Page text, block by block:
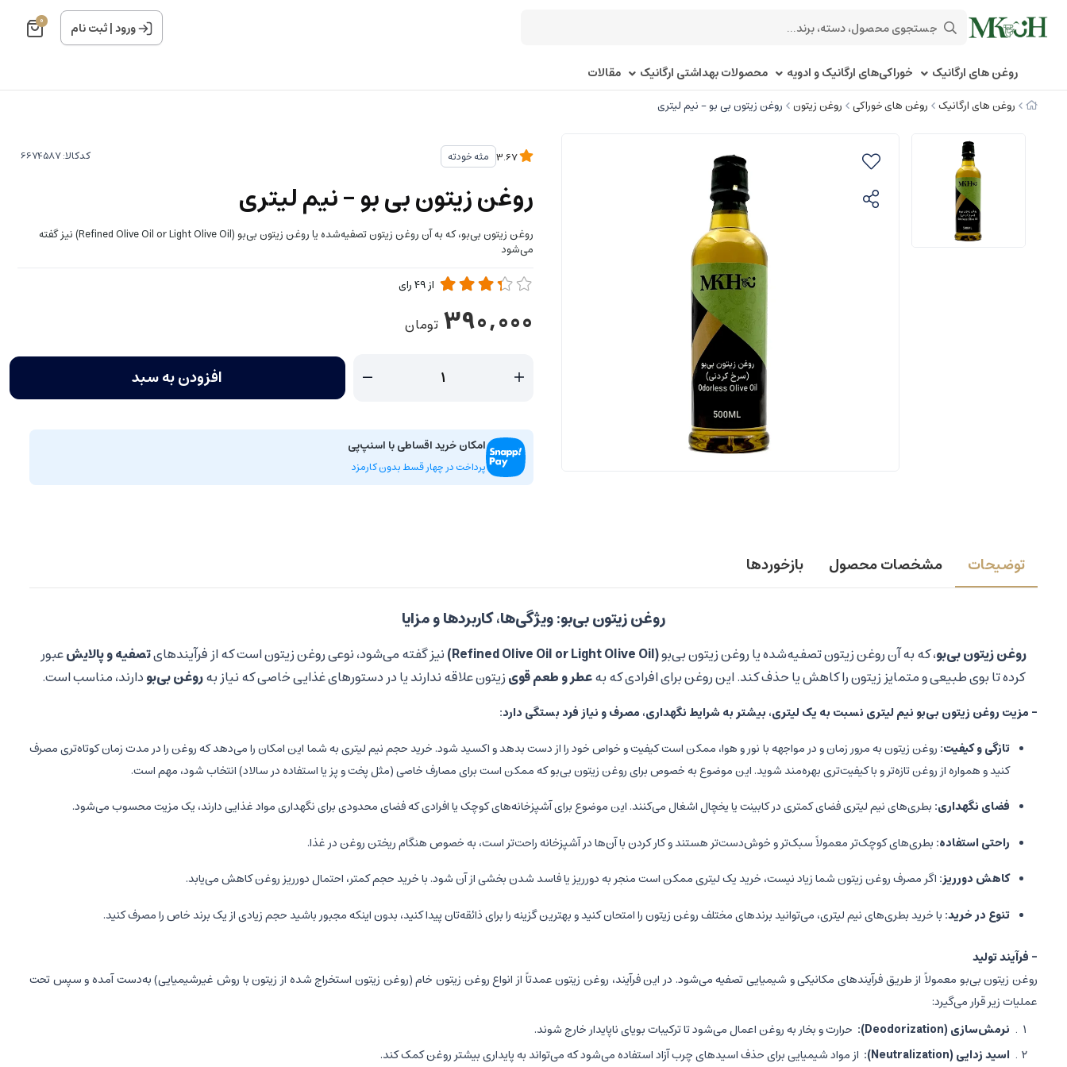
ورود|ثبت نام 0
روغن های ارگانیک خوراکی‌های ارگانیک و ادویه محصولات بهداشتی ارگانیک مقالات
روغن های ارگانیک روغن های خوراکی روغن زیتون روغن زیتون بی بو - نیم لیتری
مثه خودته کدکالا:
روغن زیتون بی بو - نیم لیتری
روغن زیتون بی‌بو، که به آن روغن زیتون تصفیه‌شده یا روغن زیتون بی‌بو (Refined Olive Oil or Light Olive Oil) نیز گفته
می‌شود
از49رای
390,000 تومان
افزودن به سبد
امکان خرید اقساطی با اسنپ‌پی
پرداخت در چهار قسط بدون کارمزد
توضیحات مشخصات محصول بازخوردها
روغن زیتون بی‌بو: ویژگی‌ها، کاربردها و مزایا
روغن زیتون بی‌بو، که به آن روغن زیتون تصفیه‌شده یا روغن زیتون بی‌بو(Refined Olive Oil or Light Olive Oil) نیز گفته می‌شود، نوعی روغن زیتون است که از فرآیندهایتصفیه و پالایشعبور
کرده تا بوی طبیعی و متمایز زیتون را کاهش یا حذف کند. این روغن برای افرادی که بهعطر و طعم قویزیتون علاقه ندارند یا در دستورهای غذایی خاصی که نیاز بهروغن بی‌بودارند، مناسب است.
- مزیت روغن زیتون بی‌بو نیم لیتری نسبت به یک لیتری، بیشتر به شرایط نگهداری، مصرف و نیاز فرد بستگی دارد:
تازگی و کیفیت: روغن زیتون به مرور زمان و در مواجهه با نور و هوا، ممکن است کیفیت و خواص خود را از دست بدهد و اکسید شود. خرید حجم نیم لیتری به شما این امکان را می‌دهد که روغن را در مدت زمان کوتاه‌تری مصرف
کنید و همواره از روغن تازه‌تر و با کیفیت‌تری بهره‌مند شوید. این موضوع به خصوص برای روغن زیتون بی‌بو که ممکن است برای مصارف خاصی (مثل پخت و پز یا استفاده در سالاد) انتخاب شود، مهم است.
فضای نگهداری: بطری‌های نیم لیتری فضای کمتری در کابینت یا یخچال اشغال می‌کنند. این موضوع برای آشپزخانه‌های کوچک یا افرادی که فضای محدودی برای نگهداری مواد غذایی دارند، یک مزیت محسوب می‌شود.
راحتی استفاده: بطری‌های کوچک‌تر معمولاً سبک‌تر و خوش‌دست‌تر هستند و کار کردن با آن‌ها در آشپزخانه راحت‌تر است، به خصوص هنگام ریختن روغن در غذا.
کاهش دورریز: اگر مصرف روغن زیتون شما زیاد نیست، خرید یک لیتری ممکن است منجر به دورریز یا فاسد شدن بخشی از آن شود. با خرید حجم کمتر، احتمال دورریز روغن کاهش می‌یابد.
تنوع در خرید: با خرید بطری‌های نیم لیتری، می‌توانید برندهای مختلف روغن زیتون را امتحان کنید و بهترین گزینه را برای ذائقه‌تان پیدا کنید، بدون اینکه مجبور باشید حجم زیادی از یک برند خاص را مصرف کنید.
- فرآیند تولید
روغن زیتون بی‌بو معمولاً از طریق فرآیندهای مکانیکی و شیمیایی تصفیه می‌شود. در این فرآیند، روغن زیتون عمدتاً از انواع روغن زیتون خام (روغن زیتون استخراج شده از زیتون با روش غیرشیمیایی) به‌دست آمده و سپس تحت
عملیات زیر قرار می‌گیرد:
نرمش‌سازی (Deodorization):
حرارت و بخار به روغن اعمال می‌شود تا ترکیبات بویای ناپایدار خارج شوند.
اسید زدایی (Neutralization):
از مواد شیمیایی برای حذف اسیدهای چرب آزاد استفاده می‌شود که می‌تواند به پایداری بیشتر روغن کمک کند.